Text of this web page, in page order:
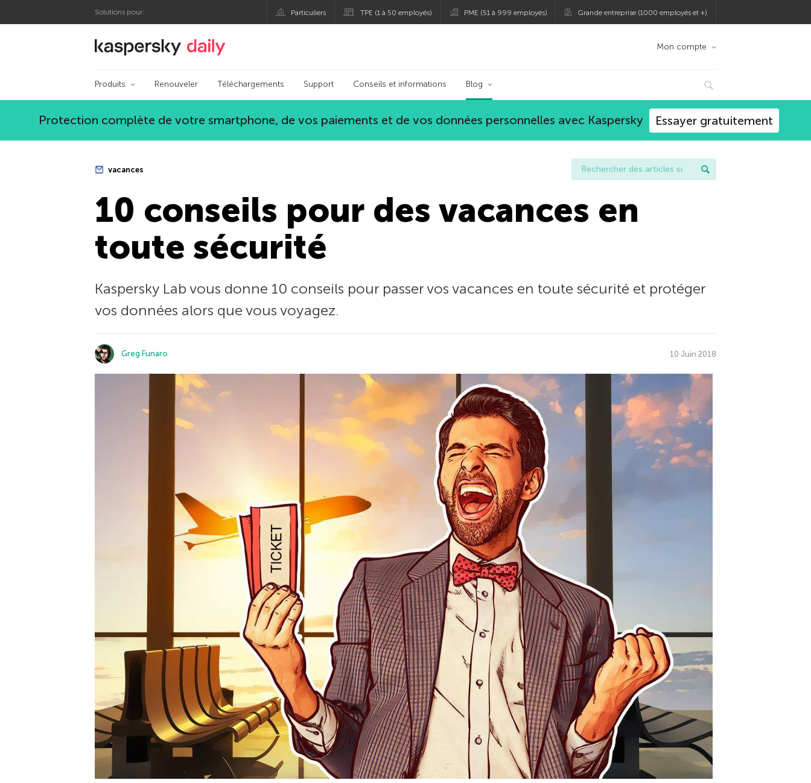
Solutions pour: Particuliers TPE (1 à 50 employés) PME (51 à 999 employés) Grande entreprise (1000 employés et +)
Blog officiel de Kaspersky Mon compte
Produits Renouveler Téléchargements Support Conseils et informations Blog
Protection complète de votre smartphone, de vos paiements et de vos données personnelles avec Kaspersky Essayer gratuitement
vacances
10 conseils pour des vacances en
toute sécurité
Kaspersky Lab vous donne 10 conseils pour passer vos vacances en toute sécurité et protéger
vos données alors que vous voyagez.
Greg Funaro 10 Juin 2018